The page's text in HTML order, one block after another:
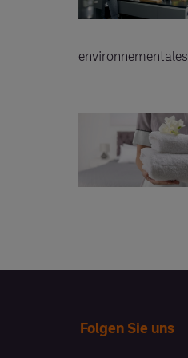
environnementales.
Folgen Sie uns